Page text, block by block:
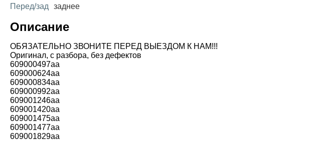
Перед/зад
заднее
Описание
ОБЯЗАТЕЛЬНО ЗВОНИТЕ ПЕРЕД ВЫЕЗДОМ К НАМ!!!
Оригинал, с разбора, без дефектов
609000497aa
609000624aa
609000834aa
609000992aa
609001246aa
609001420aa
609001475aa
609001477aa
609001829aa